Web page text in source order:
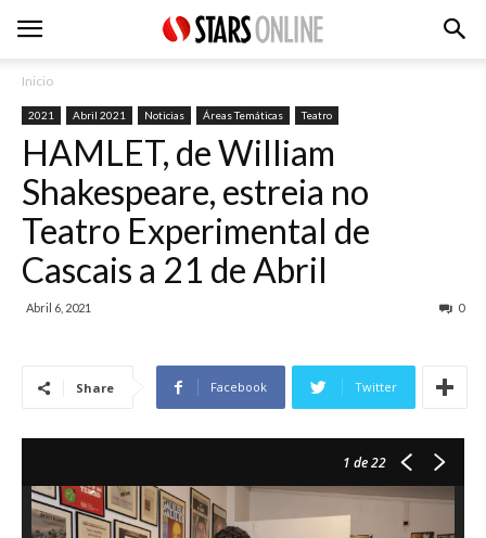
Inicio
2021 Abril 2021 Noticias Áreas Temáticas Teatro
HAMLET, de William
Shakespeare, estreia no
Teatro Experimental de
Cascais a 21 de Abril
Abril 6, 2021 0
Share Facebook Twitter
1 de 22